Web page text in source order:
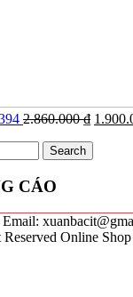
2.860.000₫
Search
CÁO
Online